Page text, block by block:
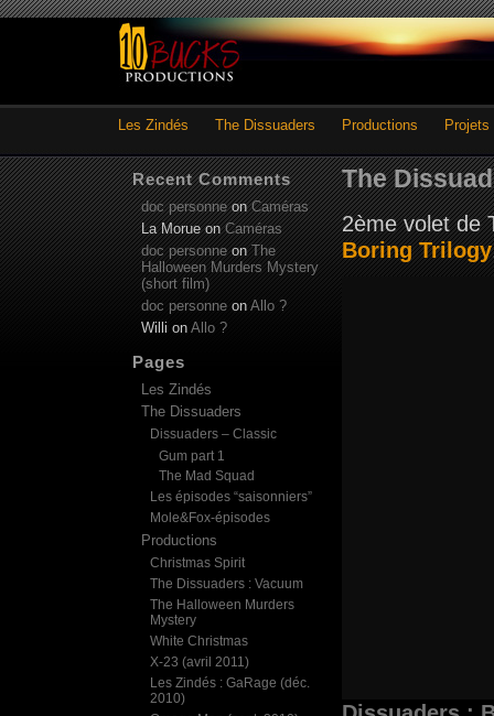
Les Zindés The Dissuaders Productions Projets
The
2ème volet
Boring Trilogy
Recent Comments
doc personneonCaméras
La MorueonCaméras
doc personneonThe
Halloween Murders Mystery
(short film)
doc personne on Allo ?
Willi on Allo ?
Pages
Les Zindés
The Dissuaders
Dissuaders – Classic
Gum part 1
The Mad Squad
Les épisodes “saisonniers”
Mole&Fox-épisodes
Productions
Christmas Spirit
The Dissuaders : Vacuum
The Halloween Murders
Mystery
White Christmas
X-23 (avril 2011)
Les Zindés : GaRage (déc.
2010)